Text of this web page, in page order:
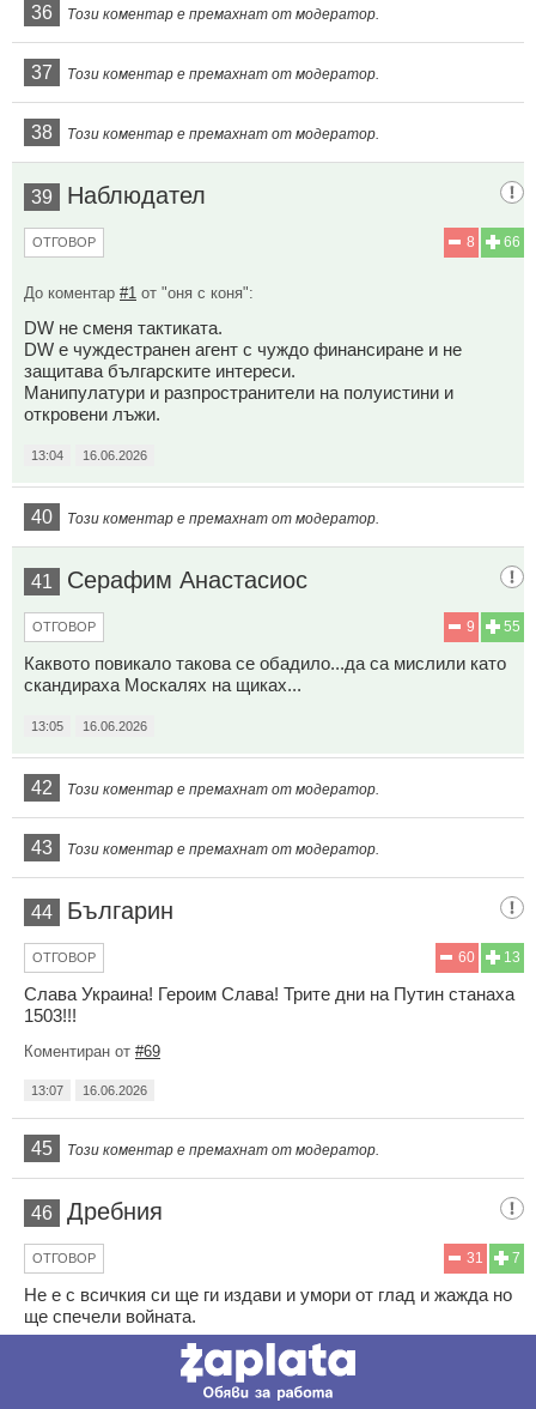
36 Този коментар е премахнат от модератор.
37 Този коментар е премахнат от модератор.
38 Този коментар е премахнат от модератор.
39 Наблюдател
66
8
ОТГОВОР
До коментар #1 от "оня с коня":
DW не сменя тактиката.
DW е чуждестранен агент с чуждо финансиране и не
защитава българските интереси.
Манипулатури и разпространители на полуистини и
откровени лъжи.
13:04 16.06.2026
40 Този коментар е премахнат от модератор.
41 Серафим Анастасиос
55
9
ОТГОВОР
Каквото повикало такова се обадило...да са мислили като
скандираха Москалях на щиках...
13:05 16.06.2026
42 Този коментар е премахнат от модератор.
43 Този коментар е премахнат от модератор.
44 Българин
13
60
ОТГОВОР
Слава Украина! Героим Слава! Трите дни на Путин станаха
1503!!!
Коментиран от #69
13:07 16.06.2026
45 Този коментар е премахнат от модератор.
46 Дребния
7
31
ОТГОВОР
Не е с всичкия си ще ги издави и умори от глад и жажда но
ще спечели войната.